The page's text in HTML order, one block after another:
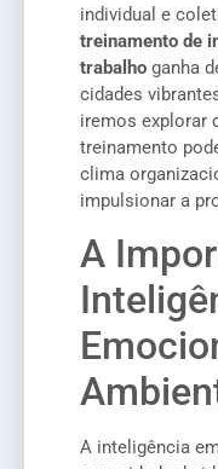
individual e
treinamento de
trabalho ganha
cidades
iremos explorar
treinamento
clima
impulsionar a
A
A inteligência